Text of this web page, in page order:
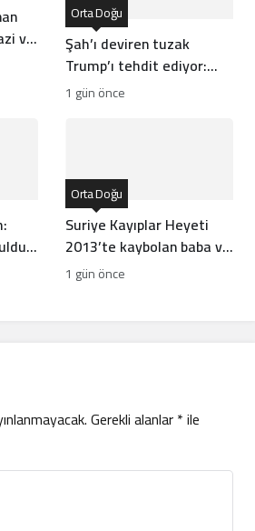
ve
Şah’ı deviren tuzak
Trump’ı tehdit ediyor:
Batı İran rejiminin
direncini neden yanlış
Orta Doğu
1 gün önce
Suriye Kayıplar Heyeti
2013’te kaybolan baba ve
oğlun akıbetini açıkladı
Orta Doğu
1 gün önce
Gerekli alanlar*ile